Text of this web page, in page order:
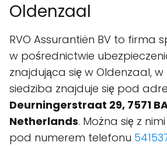
Oldenzaal
RVO Assurantiën BV to firma
w pośrednictwie
znajdująca się w Oldenzaal, w
siedziba znajduje się pod
Deurningerstraat 29, 7571
Netherlands. Można się z
pod numerem telefonu